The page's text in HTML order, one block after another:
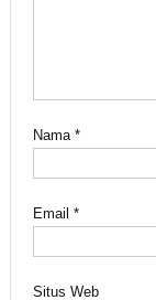
Nama *
Email *
Situs Web